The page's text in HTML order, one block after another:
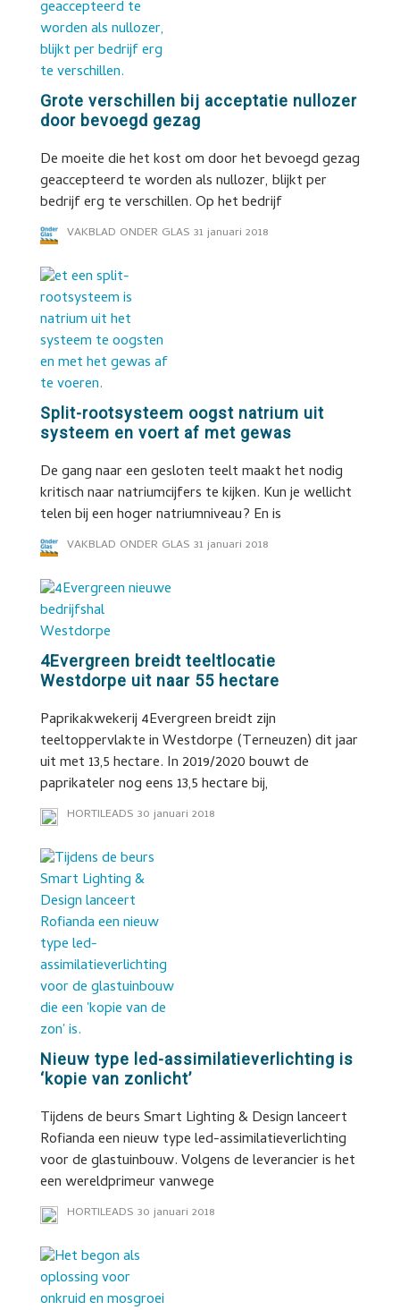
Grote verschillen bij acceptatie nullozer
door bevoegd gezag
De moeite die het kost om door het bevoegd gezag
geaccepteerd te worden als nullozer, blijkt per
bedrijf erg te verschillen. Op het bedrijf
VAKBLAD ONDER GLAS 31 januari 2018
Split-rootsysteem oogst natrium uit
systeem en voert af met gewas
De gang naar een gesloten teelt maakt het nodig
kritisch naar natriumcijfers te kijken. Kun je wellicht
telen bij een hoger natriumniveau? En is
VAKBLAD ONDER GLAS 31 januari 2018
4Evergreen breidt teeltlocatie
Westdorpe uit naar 55 hectare
Paprikakwekerij 4Evergreen breidt zijn
teeltoppervlakte in Westdorpe (Terneuzen) dit jaar
uit met 13,5 hectare. In 2019/2020 bouwt de
paprikateler nog eens 13,5 hectare bij,
HORTILEADS 30 januari 2018
Nieuw type led-assimilatieverlichting is
‘kopie van zonlicht’
Tijdens de beurs Smart Lighting & Design lanceert
Rofianda een nieuw type led-assimilatieverlichting
voor de glastuinbouw. Volgens de leverancier is het
een wereldprimeur vanwege
HORTILEADS 30 januari 2018